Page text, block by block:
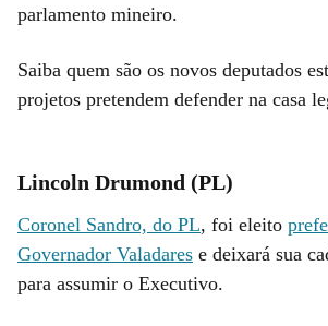
parlamento mineiro.
Saiba quem são os novos deputados
projetos pretendem defender na casa
Lincoln Drumond (PL)
Coronel Sandro, do PL, foi eleito
Governador Valadares e deixará sua
para assumir o Executivo.